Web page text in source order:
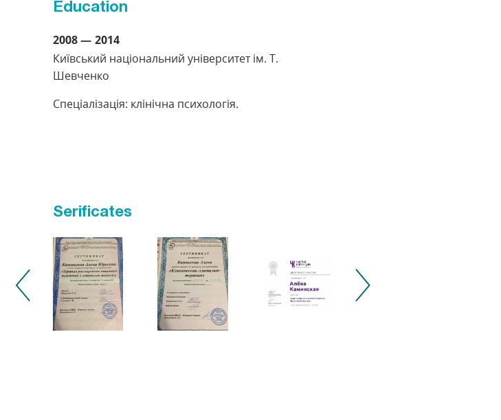
Education
2008
2014
Київський національний університет ім. Т.
Шевченко
Спеціалізація: клінічна психологія.
Serificates